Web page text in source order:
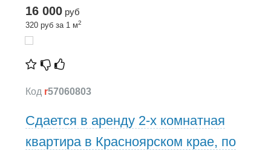
16 000 руб
320 руб за 1 м2
Код r57060803
Сдается в аренду 2-х комнатная
квартира в Красноярском крае, по